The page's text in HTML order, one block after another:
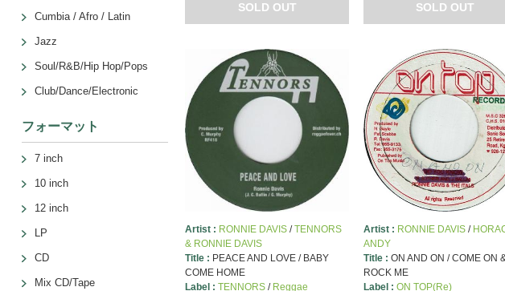
SOLD OUT SOLD OUT
Artist : RONNIE DAVIS /TENNORS
& RONNIE DAVIS
Title : PEACE AND LOVE / BABY
COME HOME
Label :TENNORS / Reggae
Artist : RONNIE DAVIS/
ANDY
Title : ON AND ON / COME ON
ROCK ME
Label : ON TOP(Re)
Cumbia / Afro / Latin
Jazz
Soul/R&B/Hip Hop/Pops
Club/Dance/Electronic
フォーマット
7 inch
10 inch
12 inch
LP
CD
Mix CD/Tape